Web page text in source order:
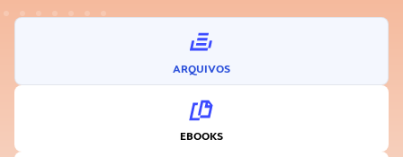
ARQUIVOS
EBOOKS